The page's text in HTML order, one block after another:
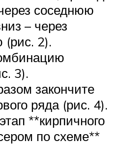
соседнюю
– через
(рис. 2).
3).
закончите
ряда (рис. 4).
**кирпичного
по схеме**